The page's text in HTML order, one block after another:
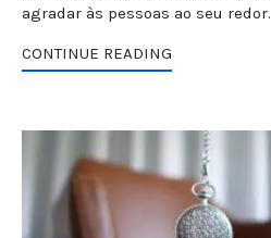
agradar às pessoas ao seu redor.
CONTINUE READING